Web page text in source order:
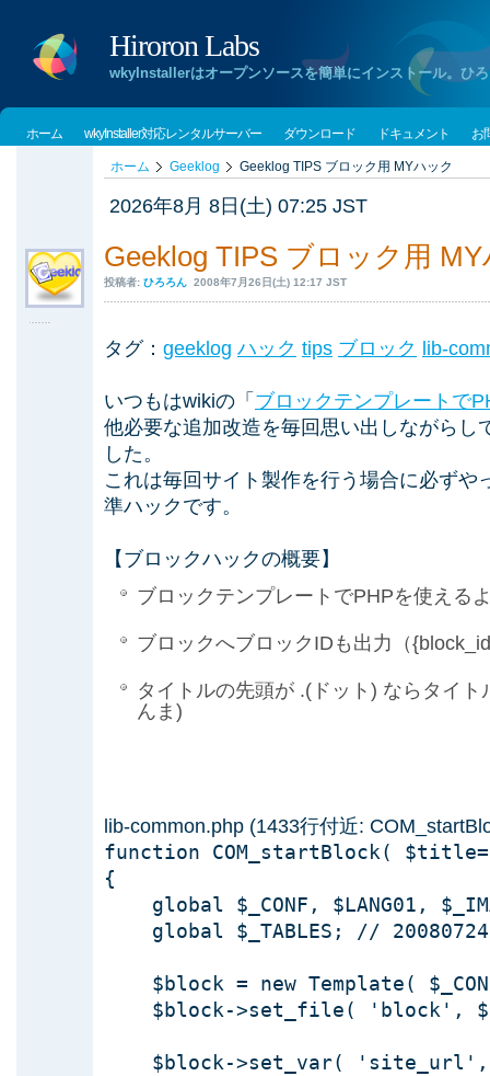
Hiroron Labs
wkyInstallerはオープンソースを簡単にインストール。ひ
ホーム wkyInstaller対応レンタルサーバー ダウンロード ドキュメント お
ホーム Geeklog Geeklog TIPS ブロック用 MYハック
2026年8月 8日(土) 07:25 JST
Geeklog TIPS ブロック用
投稿者: ひろろん 2008年7月26日(土) 12:17 JST
タグ： geeklog ハック tips ブロック lib-
いつもはwikiの「 ブロックテンプレートで
他必要な追加改造を毎回思い出しながらし
した。
これは毎回サイト製作を行う場合に必ずや
準ハックです。
【ブロックハックの概要】
ブロックテンプレートでPHPを使える
ブロックへブロックIDも出力（
タイトルの先頭が .(ドット) ならタイ
んま)
lib-common.php (1433行付近:
function COM_startBlock(
{
global $_CONF, $LANG01,
global $_TABLES; //
$block = new Template(
$block->set_file( 'block',
$block->set_var( 'site_url',